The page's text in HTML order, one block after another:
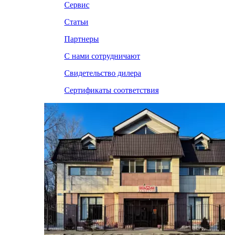
Сервис
Статьи
Партнеры
С нами сотрудничают
Свидетельство дилера
Сертификаты соответствия